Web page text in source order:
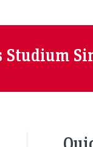
Studium